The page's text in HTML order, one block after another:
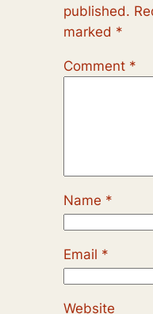
published.
marked *
Comment *
Name *
Email *
Website